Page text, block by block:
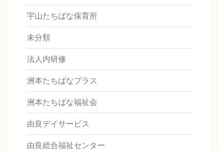
宇山たちばな保育所
未分類
法人内研修
洲本たちばなプラス
洲本たちばな福祉会
由良デイサービス
由良総合福祉センター